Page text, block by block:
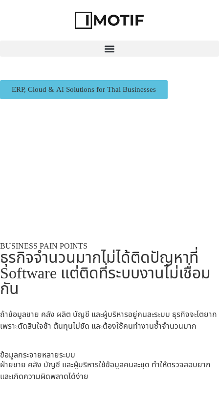
ERP, Cloud & AI Solutions for Thai Businesses
BUSINESS PAIN POINTS
ธุรกิจจำนวนมากไม่ได้ติดปัญหาที่
Software แต่ติดที่ระบบงานไม่เชื่อม
กัน
ถ้าข้อมูลขาย คลัง ผลิต บัญชี และผู้บริหารอยู่คนละระบบ ธุรกิจจะโตยาก
เพราะตัดสินใจช้า ต้นทุนไม่ชัด และต้องใช้คนทำงานซ้ำจำนวนมาก
ข้อมูลกระจายหลายระบบ
ฝ่ายขาย คลัง บัญชี และผู้บริหารใช้ข้อมูลคนละชุด ทำให้ตรวจสอบยาก
และเกิดความผิดพลาดได้ง่าย